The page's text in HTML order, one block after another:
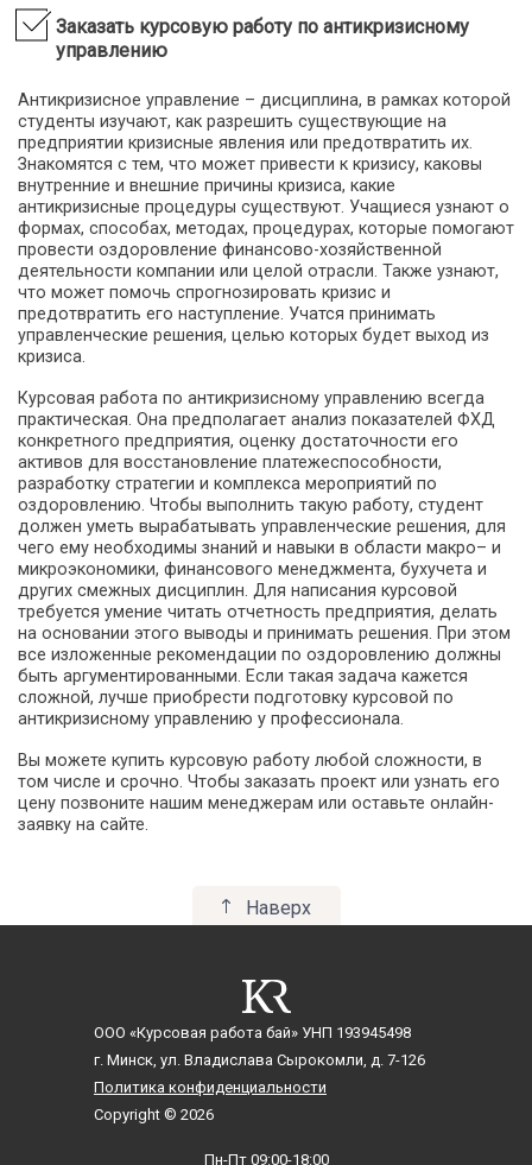
Заказать курсовую работу по антикризисному
управлению
Антикризисное управление – дисциплина, в рамках которой
студенты изучают, как разрешить существующие на
предприятии кризисные явления или предотвратить их.
Знакомятся с тем, что может привести к кризису, каковы
внутренние и внешние причины кризиса, какие
антикризисные процедуры существуют. Учащиеся узнают о
формах, способах, методах, процедурах, которые помогают
провести оздоровление финансово-хозяйственной
деятельности компании или целой отрасли. Также узнают,
что может помочь спрогнозировать кризис и
предотвратить его наступление. Учатся принимать
управленческие решения, целью которых будет выход из
кризиса.
Курсовая работа по антикризисному управлению всегда
практическая. Она предполагает анализ показателей ФХД
конкретного предприятия, оценку достаточности его
активов для восстановление платежеспособности,
разработку стратегии и комплекса мероприятий по
оздоровлению. Чтобы выполнить такую работу, студент
должен уметь вырабатывать управленческие решения, для
чего ему необходимы знаний и навыки в области макро– и
микроэкономики, финансового менеджмента, бухучета и
других смежных дисциплин. Для написания курсовой
требуется умение читать отчетность предприятия, делать
на основании этого выводы и принимать решения. При этом
все изложенные рекомендации по оздоровлению должны
быть аргументированными. Если такая задача кажется
сложной, лучше приобрести подготовку курсовой по
антикризисному управлению у профессионала.
Вы можете купить курсовую работу любой сложности, в
том числе и срочно. Чтобы заказать проект или узнать его
цену позвоните нашим менеджерам или оставьте онлайн-
заявку на сайте.
Наверх
ООО «Курсовая работа бай» УНП 193945498
г. Минск, ул. Владислава Сырокомли, д. 7-126
Политика конфиденциальности
Copyright © 2026
Пн-Пт 09:00-18:00